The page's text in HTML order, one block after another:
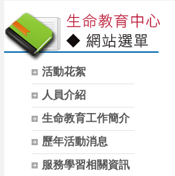
活動花絮
人員介紹
生命教育工作簡介
歷年活動消息
服務學習相關資訊